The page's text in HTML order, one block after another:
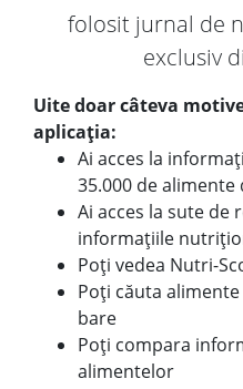
folosit jurnal de
exclusiv
Uite doar câteva
aplicația:
Ai acces la
35.000 de alimente
Ai acces la sute de
informațiile
Poți vedea Nutri-
Poți căuta
bare
Poți compara
alimentelor